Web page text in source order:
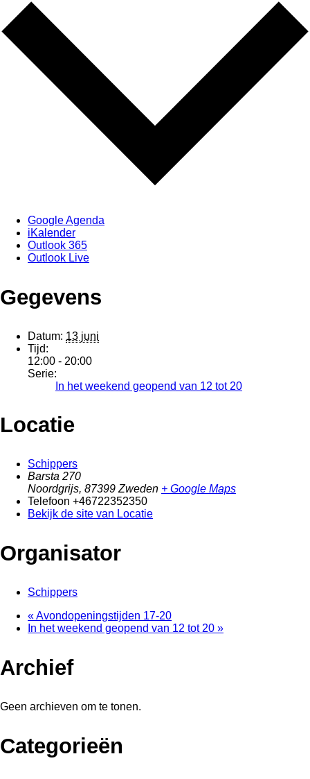
Google Agenda
iKalender
Outlook 365
Outlook Live
Gegevens
Datum: 13 juni
Tijd:
12:00 - 20:00
Serie:
In het weekend geopend van 12 tot 20
Locatie
Schippers
Barsta 270
Noordgrijs, 87399 Zweden + Google Maps
Telefoon +46722352350
Bekijk de site van Locatie
Organisator
Schippers
«Avondopeningstijden 17-20
In het weekend geopend van 12 tot 20 »
Archief
Geen archieven om te tonen.
Categorieën